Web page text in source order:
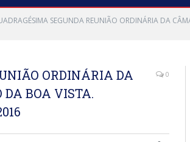
SEGUNDA REUNIÃO ORDINÁRIA DA
ORDINÁRIA DA
BOA VISTA.
0